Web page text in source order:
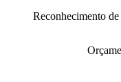
Reconhecimento